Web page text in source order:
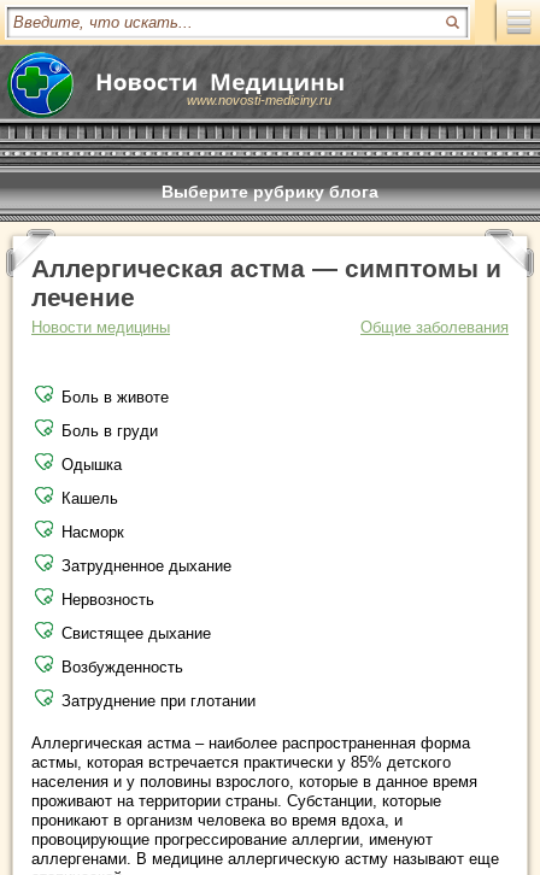
www.novosti-mediciny.ru
Выберите рубрику блога
Аллергическая астма — симптомы и
лечение
Новости медицины Общие заболевания
Боль в животе
Боль в груди
Одышка
Кашель
Насморк
Затрудненное дыхание
Нервозность
Свистящее дыхание
Возбужденность
Затруднение при глотании
Аллергическая астма – наиболее распространенная форма
астмы, которая встречается практически у 85% детского
населения и у половины взрослого, которые в данное время
проживают на территории страны. Субстанции, которые
проникают в организм человека во время вдоха, и
провоцирующие прогрессирование аллергии, именуют
аллергенами. В медицине аллергическую астму называют еще